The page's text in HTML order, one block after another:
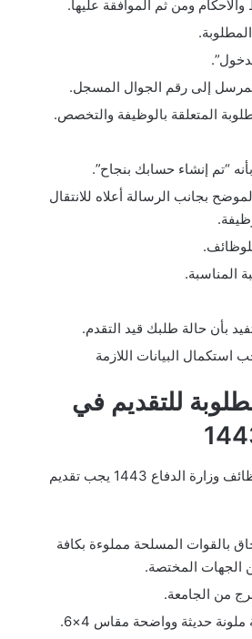
ومن ثم الموافقة عليها.
إلى رقم الجوال المسجل.
المتعلقة بالوظيفة والتخصص.
“تم إنشاء حسابك بنجاح”.
بجانب الرسالة أعلاه للانتقال
المناسبة.
بأن حالة طلبك قيد التقدم.
استكمال البيانات اللازمة
للتقديم في
بعد القبول المبدئي في وظائف وزارة الدفاع 1443 يجب تقديم
بالقوات المسلحة مملوءة بكافة
الجهات المختصة.
من الجامعة.